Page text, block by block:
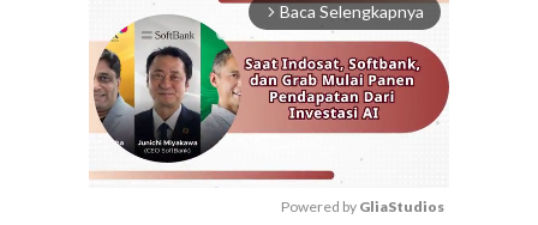
arrow_forward_ios Baca Selengkapnya
Powered by GliaStudios